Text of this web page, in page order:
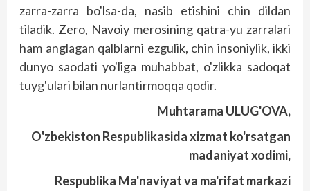
zarra-zarra bo'lsa-da, nasib etishini chin dildan
tiladik. Zero, Navoiy merosining qatra-yu zarralari
ham anglagan qalblarni ezgulik, chin insoniylik, ikki
dunyo saodati yo'liga muhabbat, o'zlikka sadoqat
tuyg'ulari bilan nurlantirmoqqa qodir.
Muhtarama ULUG'OVA,
O'zbekiston Respublikasida xizmat ko'rsatgan
madaniyat xodimi,
Respublika Ma'naviyat va ma'rifat markazi